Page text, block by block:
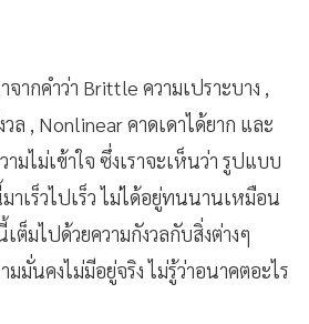
ากคำว่า Brittle ความเปราะบาง ,
ล , Nonlinear คาดเดาได้ยาก และ
มไม่เข้าใจ ซึ่งเราจะเห็นว่า รูปแบบ
าเร็วไปเร็ว ไม่ได้อยู่ทนนานเหมือน
ต็มไปด้วยความกังวลกับสิ่งต่างๆ
มั่นคงไม่มีอยู่จริง ไม่รู้ว่าอนาคตอะไร